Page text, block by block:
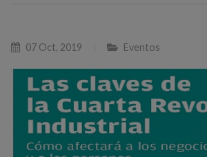
07 Oct, 2019 Eventos